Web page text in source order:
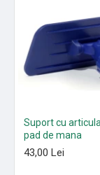
Suport cu
pad de mana
43,00 Lei